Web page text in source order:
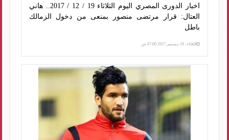
اخبار الدورى المصري اليوم الثلاثاء 19 / 12 / 2017.. هاني
العتال: قرار مرتضى منصور بمنعى من دخول الزمالك
باطل
الثلاثاء، 19 ديسمبر 2017 07:00 ص